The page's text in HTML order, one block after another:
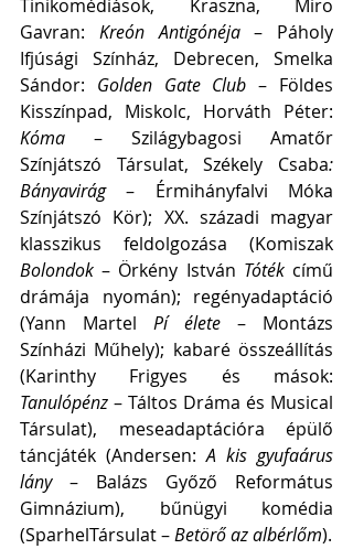
Tinikomédiások, Kraszna, Miro
Gavran: Kreón Antigónéja – Páholy
Ifjúsági Színház, Debrecen, Smelka
Sándor: Golden Gate Club – Földes
Kóma – Szilágybagosi Amatőr
Színjátszó Társulat, Székely Csaba:
Bányavirág – Érmihányfalvi Móka
Színjátszó Kör); XX. századi magyar
klasszikus feldolgozása (Komiszak
Bolondok – Örkény István Tóték című
drámája nyomán); regényadaptáció
(Yann Martel Pí élete – Montázs
Színházi Műhely); kabaré összeállítás
Tanulópénz – Táltos Dráma és Musical
Társulat), meseadaptációra épülő
táncjáték (Andersen: A kis gyufaárus
lány – Balázs Győző Református
Gimnázium), bűnügyi komédia
(SparhelTársulat – Betörő az albérlőm).